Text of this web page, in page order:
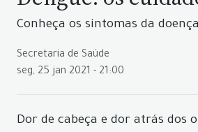
Conheça os sintomas da doença
Secretaria de Saúde
seg, 25 jan 2021 - 21:00
Dor de cabeça e dor atrás dos